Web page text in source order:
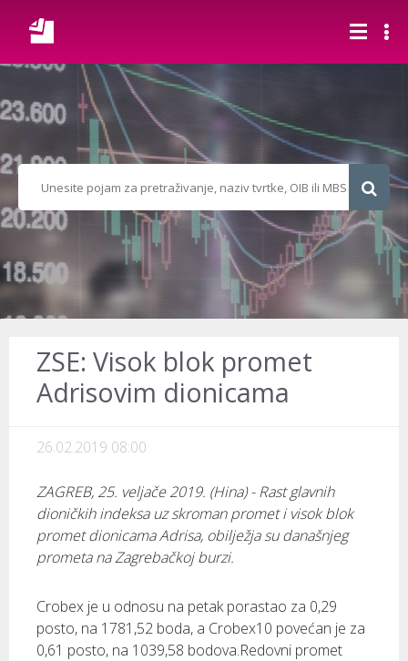
ZSE: Visok blok promet
Adrisovim dionicama
26.02.2019 08:00
ZAGREB, 25. veljače 2019. (Hina) - Rast glavnih
dioničkih indeksa uz skroman promet i visok blok
promet dionicama Adrisa, obilježja su današnjeg
prometa na Zagrebačkoj burzi.
Crobex je u odnosu na petak porastao za 0,29
posto, na 1781,52 boda, a Crobex10 povećan je za
0,61 posto, na 1039,58 bodova.Redovni promet